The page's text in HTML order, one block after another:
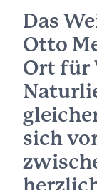
Das
Otto
Ort für
sich